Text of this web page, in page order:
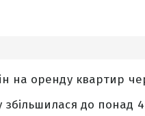
на оренду квартир
збільшилася до понад